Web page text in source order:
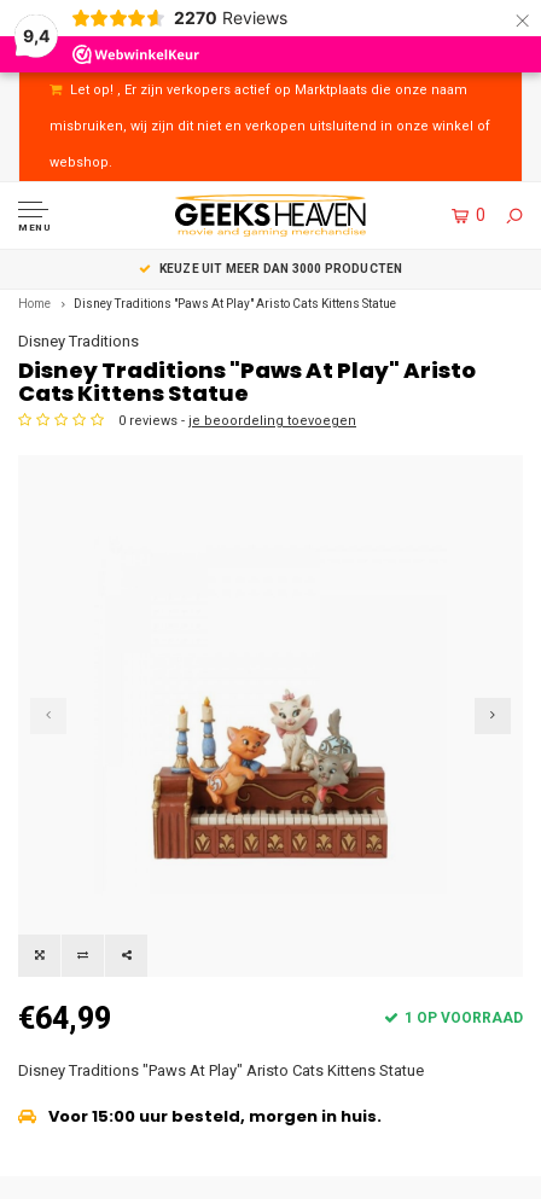
9,4
2270 Reviews ×
Let op! , Er zijn verkopers actief op Marktplaats die onze naam
misbruiken, wij zijn dit niet en verkopen uitsluitend in onze winkel of
webshop.
MENU
0
UITSTEKENDE KLANTENSERVICE
Home Disney Traditions "Paws At Play" Aristo Cats Kittens Statue
Disney Traditions
Disney Traditions "Paws At Play" Aristo
Cats Kittens Statue
0 reviews - je beoordeling toevoegen
€64,99 1 OP VOORRAAD
Disney Traditions "Paws At Play" Aristo Cats Kittens Statue
Voor 15:00 uur besteld, morgen in huis.